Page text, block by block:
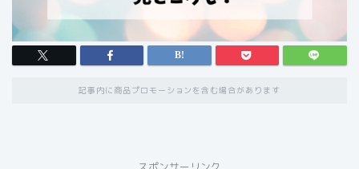
記事内に商品プロモーションを含む場合があります